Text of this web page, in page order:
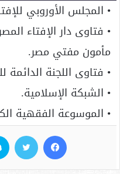
• المجلس الأوروبي
• فتاوى دار الإفتاء
مأمون مفتي مصر.
• فتاوى اللجنة الدائمة
• الشبكة الإسلامية.
• الموسوعة الفقهية